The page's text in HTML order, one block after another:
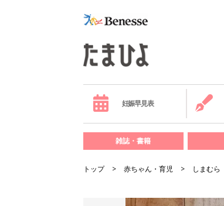
妊娠早見表
雑誌・書籍
トップ 赤ちゃん・育児 しまむら